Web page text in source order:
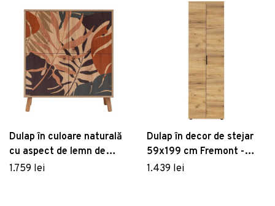
Dulap în culoare naturală
cu aspect de lemn de
stejar 95x111 cm Multilux
1.759 lei
Dulap în decor de stejar
59x199 cm Fremont -
Germania
1.439 lei